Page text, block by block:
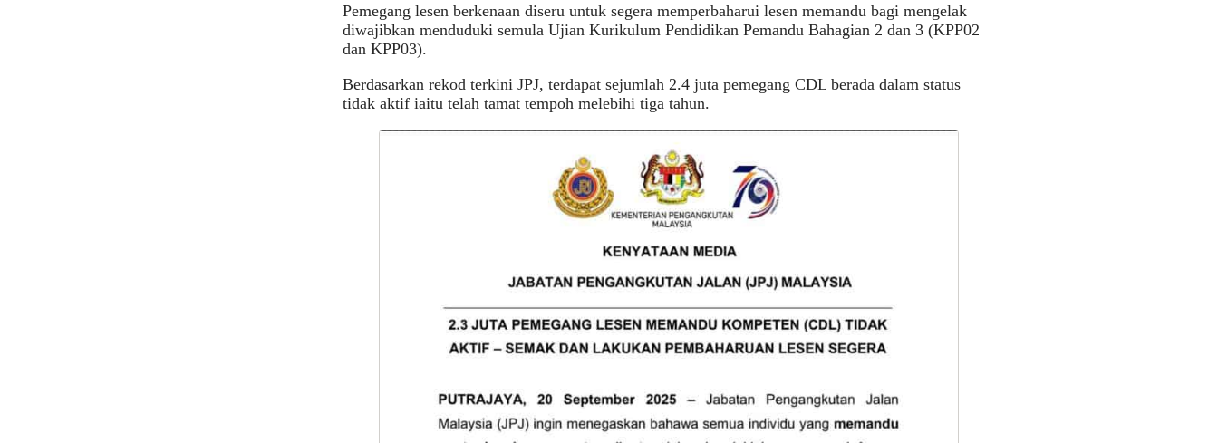
Pemegang lesen berkenaan diseru untuk segera memperbaharui lesen memandu bagi mengelak
diwajibkan menduduki semula Ujian Kurikulum Pendidikan Pemandu Bahagian 2 dan 3 (KPP02
dan KPP03).
Berdasarkan rekod terkini JPJ, terdapat sejumlah 2.4 juta pemegang CDL berada dalam status
tidak aktif iaitu telah tamat tempoh melebihi tiga tahun.